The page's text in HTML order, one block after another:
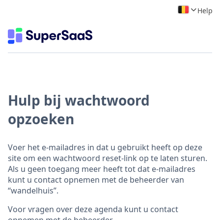
Help
Hulp bij wachtwoord
opzoeken
Voer het e-mailadres in dat u gebruikt heeft op deze
site om een wachtwoord reset-link op te laten sturen.
Als u geen toegang meer heeft tot dat e-mailadres
kunt u contact opnemen met de beheerder van
“wandelhuis”.
Voor vragen over deze agenda kunt u contact